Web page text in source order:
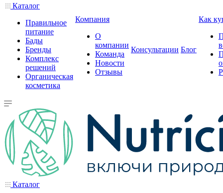
Каталог
Правильное
питание
Бады
Бренды
Комплекс
решений
Органическая
косметика
Компания
О
компании
Команда
Новости
Отзывы
Консультации Блог
Как
Каталог